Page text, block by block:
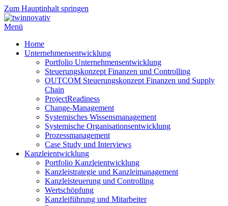
Zum Hauptinhalt springen
Menü
Home
Unternehmensentwicklung
Portfolio Unternehmensentwicklung
Steuerungskonzept Finanzen und Controlling
OUTCOM Steuerungskonzept Finanzen und Supply
Chain
ProjectReadiness
Change-Management
Systemisches Wissensmanagement
Systemische Organisationsentwicklung
Prozessmanagement
Case Study und Interviews
Kanzleientwicklung
Portfolio Kanzleientwicklung
Kanzleistrategie und Kanzleimanagement
Kanzleisteuerung und Controlling
Wertschöpfung
Kanzleiführung und Mitarbeiter